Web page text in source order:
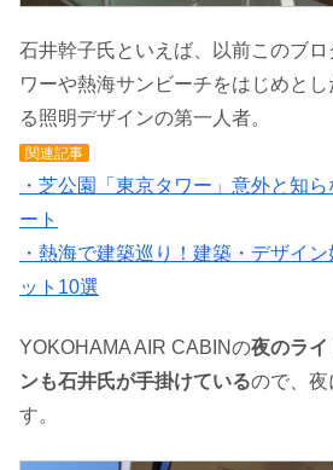
石井幹子氏といえば、以前このブ
ワーや熱海サンビーチをはじめと
る照明デザインの第一人者。
関連記事
・芝公園「東京タワー」意外と知
ート
・熱海で建築巡り！建築・デザイ
ット10選
YOKOHAMA AIR CABINの夜のライ
ンも石井氏が手掛けているので、夜
す。